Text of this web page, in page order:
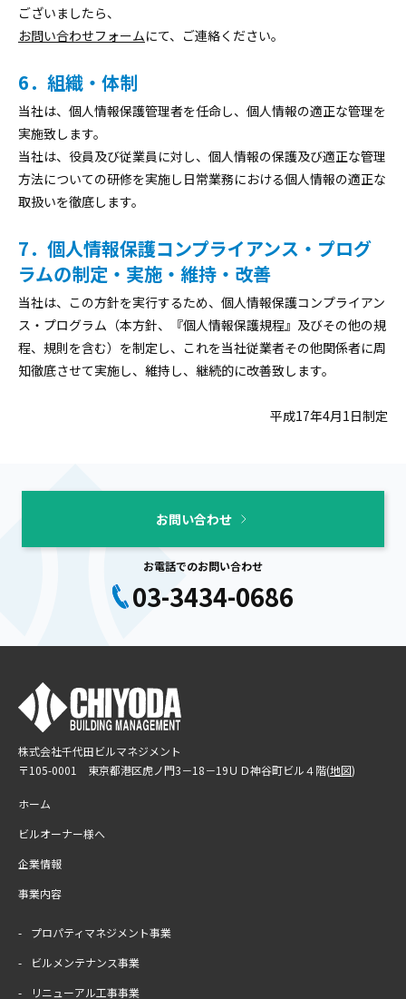
ございましたら、
お問い合わせフォームにて、ご連絡ください。
6．組織・体制
当社は、個人情報保護管理者を任命し、個人情報の適正な管理を
実施致します。
当社は、役員及び従業員に対し、個人情報の保護及び適正な管理
方法についての研修を実施し日常業務における個人情報の適正な
取扱いを徹底します。
7．個人情報保護コンプライアンス・プログ
ラムの制定・実施・維持・改善
当社は、この方針を実行するため、個人情報保護コンプライアン
ス・プログラム（本方針、『個人情報保護規程』及びその他の規
程、規則を含む）を制定し、これを当社従業者その他関係者に周
知徹底させて実施し、維持し、継続的に改善致します。
平成17年4月1日制定
お問い合わせ
お電話でのお問い合わせ
03-3434-0686
株式会社千代田ビルマネジメント
〒105-0001 東京都港区虎ノ門3－18－19ＵＤ神谷町ビル４階(地図)
ホーム
ビルオーナー様へ
企業情報
事業内容
プロパティマネジメント事業
ビルメンテナンス事業
リニューアル工事事業